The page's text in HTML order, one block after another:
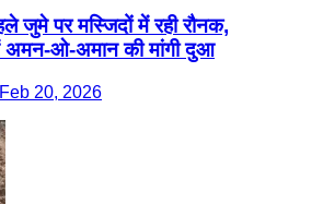
जुमे पर मस्जिदों में रही रौनक,
ओ-अमान की मांगी दुआ
20, 2026